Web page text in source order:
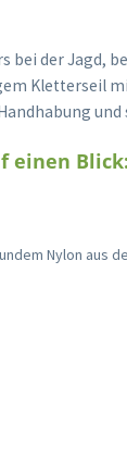
bei der Jagd,
Kletterseil
und
einen Blick:
Nylon aus